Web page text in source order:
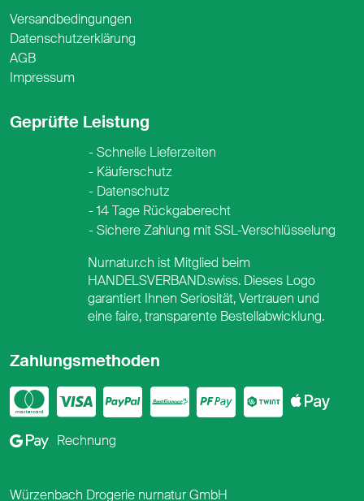
Versandbedingungen
Datenschutzerklärung
AGB
Impressum
Geprüfte Leistung
Schnelle Lieferzeiten
Käuferschutz
Datenschutz
14 Tage Rückgaberecht
Sichere Zahlung mit SSL-Verschlüsselung
Zahlungsmethoden
Mastercard
VisaPayPal
PostFinance
Twint
Google Pay
Rechnung
Nurnatur.ch ist Mitglied beim
HANDELSVERBAND.swiss. Dieses Logo
garantiert Ihnen Seriosität, Vertrauen und
eine faire, transparente Bestellabwicklung.
Würzenbach Drogerie nurnatur GmbH